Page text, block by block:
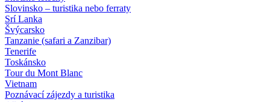
Slovinsko – turistika nebo ferraty
Srí Lanka
Švýcarsko
Tanzanie (safari a Zanzibar)
Tenerife
Toskánsko
Tour du Mont Blanc
Vietnam
Poznávací zájezdy a turistika